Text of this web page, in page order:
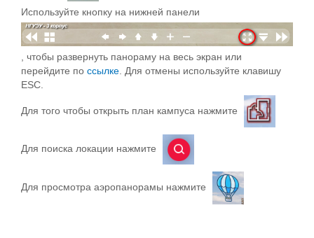
Используйте кнопку на нижней панели
, чтобы развернуть панораму на весь экран или
перейдите по ссылке . Для отмены используйте клавишу
ESC.
Для того чтобы открыть план кампуса нажмите
Для поиска локации нажмите
Для просмотра аэропанорамы нажмите